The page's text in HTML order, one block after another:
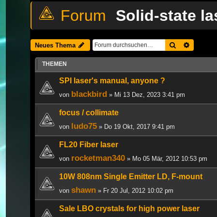
Solid-state
Neues Thema Suche
THEMEN
SPI laser's manual, anyone ?
von blackbird » Mi 13 Dez, 2023 3:41 pm
focus / collimate
von ludo75 » Do 19 Okt, 2017 9:41 pm
FL20 Fiber laser
von rocketman340 » Mo 05 Mär, 2012 10:53 pm
10W 808nm Single Emitter LD, F-mount
von shawn » Fr 20 Jul, 2012 10:02 pm
Sale LBO crystals for high power laser